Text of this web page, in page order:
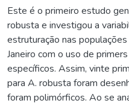
Este é o primeiro estudo
robusta e investigou a
estruturação nas
Janeiro com o uso de
específicos. Assim, vinte
para A. robusta foram
foram polimórficos. Ao se